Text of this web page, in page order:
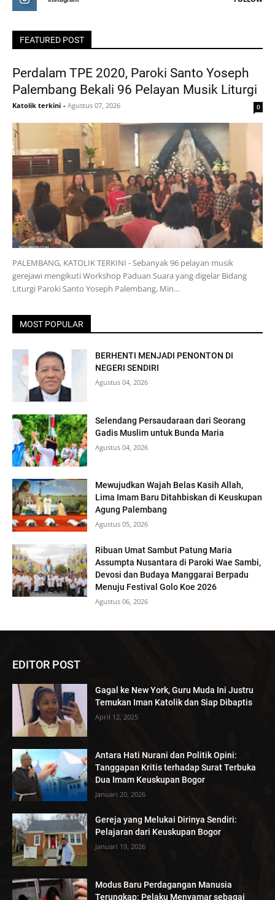
FEATURED POST
Perdalam TPE 2020, Paroki Santo Yoseph
Palembang Bekali 96 Pelayan Musik Liturgi
Katolik terkini - Agustus 07, 2026 0
PALEMBANG, KATOLIK TERKINI - Sebanyak 96 pelayan musik
gerejawi mengikuti Workshop Paduan Suara yang digelar Bidang
Liturgi Paroki Santo Yoseph Palembang, Min…
MOST POPULAR
BERHENTI MENJADI PENONTON DI
NEGERI SENDIRI
Agustus 04, 2026
Selendang Persaudaraan dari Seorang
Gadis Muslim untuk Bunda Maria
Agustus 04, 2026
Mewujudkan Wajah Belas Kasih Allah,
Lima Imam Baru Ditahbiskan di Keuskupan
Agung Palembang
Agustus 05, 2026
Ribuan Umat Sambut Patung Maria
Assumpta Nusantara di Paroki Wae Sambi,
Devosi dan Budaya Manggarai Berpadu
Menuju Festival Golo Koe 2026
Agustus 06, 2026
EDITOR POST
Gagal ke New York, Guru Muda Ini Justru
Temukan Iman Katolik dan Siap Dibaptis
April 12, 2025
Antara Hati Nurani dan Politik Opini:
Tanggapan Kritis terhadap Surat Terbuka
Dua Imam Keuskupan Bogor
Januari 20, 2026
Gereja yang Melukai Dirinya Sendiri:
Pelajaran dari Keuskupan Bogor
Januari 19, 2026
Modus Baru Perdagangan Manusia
Terungkap: Pelaku Menyamar sebagai